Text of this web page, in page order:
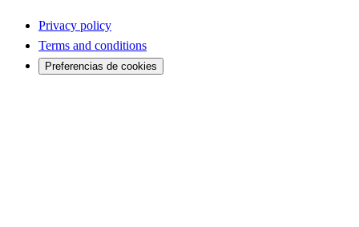
Privacy policy
Terms and conditions
Preferencias de cookies